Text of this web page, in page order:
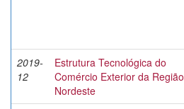
2019-
12
Estrutura Tecnológica do
Comércio Exterior da Região
Nordeste